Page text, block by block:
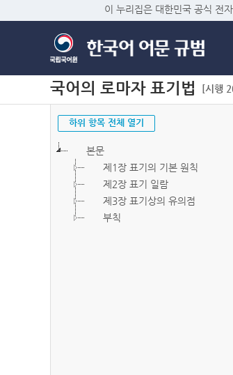
이 누리집은 대한민국 공식 전
국어의 로마자 표기법 [시행
하위 항목 전체 열기
본문
제1장 표기의 기본 원칙
제2장 표기 일람
제3장 표기상의 유의점
부칙